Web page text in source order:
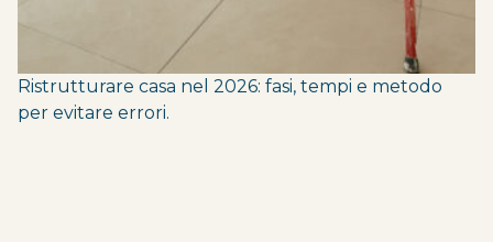
Ristrutturare casa nel 2026: fasi, tempi e metodo
per evitare errori.